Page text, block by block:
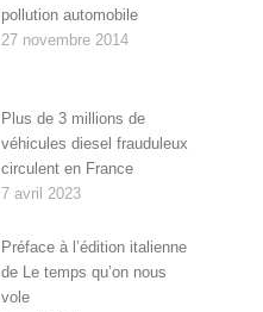
pollution automobile
27 novembre 2014
Plus de 3 millions de
véhicules diesel frauduleux
circulent en France
7 avril 2023
Préface à l’édition italienne
de Le temps qu’on nous
vole